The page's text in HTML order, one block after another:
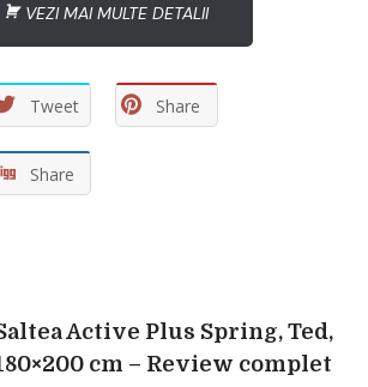
VEZI MAI MULTE DETALII
Tweet Share
Share
Active Plus Spring, Ted,
cm – Review complet